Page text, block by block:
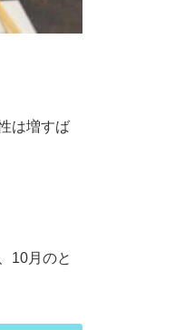
は増すば
10月のと